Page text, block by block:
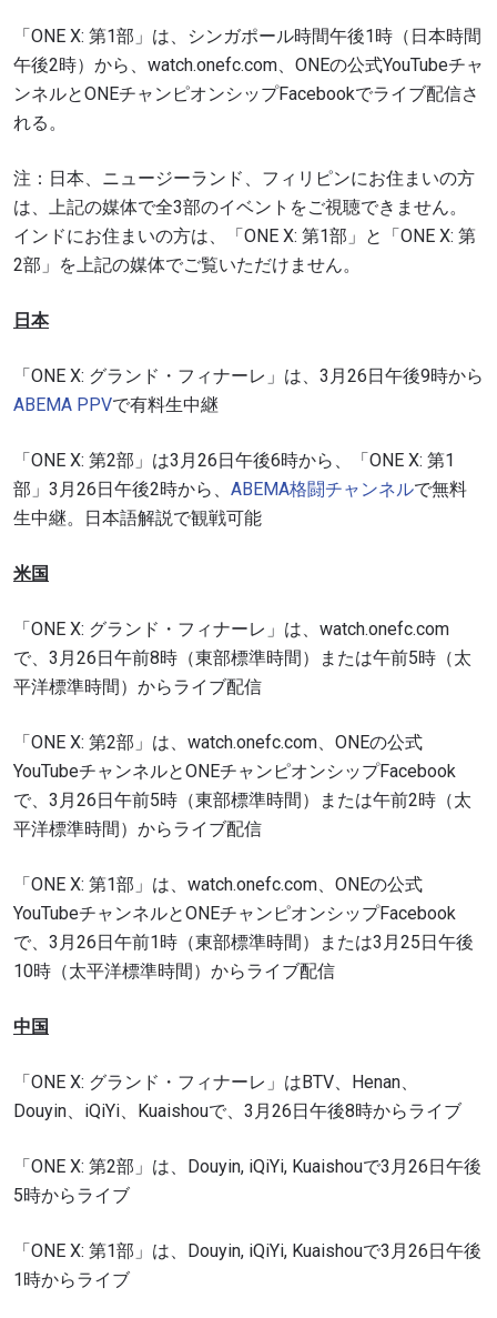
「ONE X: 第1部」は、シンガポール時間午後1時（日本時間
午後2時）から、watch.onefc.com、ONEの公式YouTubeチャ
ンネルとONEチャンピオンシップFacebookでライブ配信さ
れる。
注：日本、ニュージーランド、フィリピンにお住まいの方
は、上記の媒体で全3部のイベントをご視聴できません。
インドにお住まいの方は、「ONE X: 第1部」と「ONE X: 第
2部」を上記の媒体でご覧いただけません。
日本
「ONE X: グランド・フィナーレ」は、3月26日午後9時から
ABEMA PPVで有料生中継
「ONE X: 第2部」は3月26日午後6時から、「ONE X: 第1
部」3月26日午後2時から、 ABEMA格闘チャンネルで無料
生中継。日本語解説で観戦可能
米国
「ONE X: グランド・フィナーレ」は、watch.onefc.com
で、3月26日午前8時（東部標準時間）または午前5時（太
平洋標準時間）からライブ配信
「ONE X: 第2部」は、watch.onefc.com、ONEの公式
YouTubeチャンネルとONEチャンピオンシップFacebook
で、3月26日午前5時（東部標準時間）または午前2時（太
平洋標準時間）からライブ配信
「ONE X: 第1部」は、watch.onefc.com、ONEの公式
YouTubeチャンネルとONEチャンピオンシップFacebook
で、3月26日午前1時（東部標準時間）または3月25日午後
10時（太平洋標準時間）からライブ配信
中国
「ONE X: グランド・フィナーレ」はBTV、Henan、
Douyin、iQiYi、Kuaishouで、3月26日午後8時からライブ
「ONE X: 第2部」は、Douyin, iQiYi, Kuaishouで3月26日午後
5時からライブ
「ONE X: 第1部」は、Douyin, iQiYi, Kuaishouで3月26日午後
1時からライブ